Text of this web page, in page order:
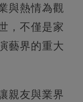
與熱情為觀
，不僅是家
藝界的重大
親友與業界